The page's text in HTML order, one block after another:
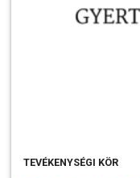
TEVÉKENYSÉGI KÖR